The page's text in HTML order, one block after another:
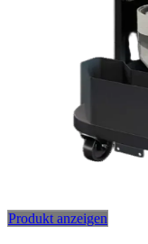
Produkt anzeigen